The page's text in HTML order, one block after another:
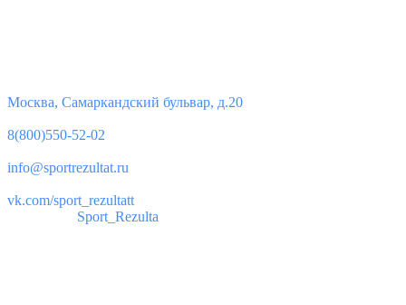
Москва, Самаркандский бульвар, д.20
8(800)550-52-02
info@sportrezultat.ru
vk.com/sport_rezultatt
Sport_Rezulta